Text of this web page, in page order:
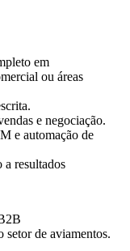
em
ou áreas
e negociação.
e automação de
resultados
setor de aviamentos.